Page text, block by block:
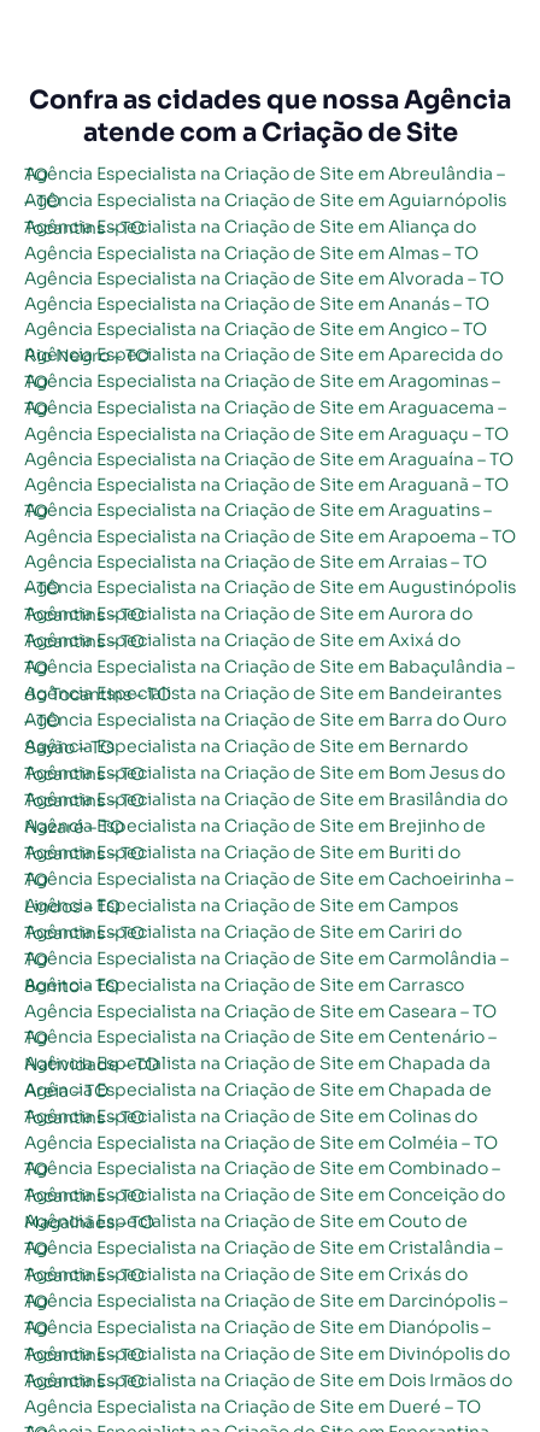
Confra as cidades que nossa Agência
atende com a Criação de Site
Agência Especialista na Criação de Site em Abreulândia – TO
Agência Especialista na Criação de Site em Aguiarnópolis – TO
Agência Especialista na Criação de Site em Aliança do Tocantins – TO
Agência Especialista na Criação de Site em Almas – TO
Agência Especialista na Criação de Site em Alvorada – TO
Agência Especialista na Criação de Site em Ananás – TO
Agência Especialista na Criação de Site em Angico – TO
Agência Especialista na Criação de Site em Aparecida do Rio Negro – TO
Agência Especialista na Criação de Site em Aragominas – TO
Agência Especialista na Criação de Site em Araguacema – TO
Agência Especialista na Criação de Site em Araguaçu – TO
Agência Especialista na Criação de Site em Araguaína – TO
Agência Especialista na Criação de Site em Araguanã – TO
Agência Especialista na Criação de Site em Araguatins – TO
Agência Especialista na Criação de Site em Arapoema – TO
Agência Especialista na Criação de Site em Arraias – TO
Agência Especialista na Criação de Site em Augustinópolis – TO
Agência Especialista na Criação de Site em Aurora do Tocantins – TO
Agência Especialista na Criação de Site em Axixá do Tocantins – TO
Agência Especialista na Criação de Site em Babaçulândia – TO
Agência Especialista na Criação de Site em Bandeirantes do Tocantins – TO
Agência Especialista na Criação de Site em Barra do Ouro – TO
Agência Especialista na Criação de Site em Bernardo Sayão – TO
Agência Especialista na Criação de Site em Bom Jesus do Tocantins – TO
Agência Especialista na Criação de Site em Brasilândia do Tocantins – TO
Agência Especialista na Criação de Site em Brejinho de Nazaré – TO
Agência Especialista na Criação de Site em Buriti do Tocantins – TO
Agência Especialista na Criação de Site em Cachoeirinha – TO
Agência Especialista na Criação de Site em Campos Lindos – TO
Agência Especialista na Criação de Site em Cariri do Tocantins – TO
Agência Especialista na Criação de Site em Carmolândia – TO
Agência Especialista na Criação de Site em Carrasco Bonito – TO
Agência Especialista na Criação de Site em Caseara – TO
Agência Especialista na Criação de Site em Centenário – TO
Agência Especialista na Criação de Site em Chapada da Natividade – TO
Agência Especialista na Criação de Site em Chapada de Areia – TO
Agência Especialista na Criação de Site em Colinas do Tocantins – TO
Agência Especialista na Criação de Site em Colméia – TO
Agência Especialista na Criação de Site em Combinado – TO
Agência Especialista na Criação de Site em Conceição do Tocantins – TO
Agência Especialista na Criação de Site em Couto de Magalhães – TO
Agência Especialista na Criação de Site em Cristalândia – TO
Agência Especialista na Criação de Site em Crixás do Tocantins – TO
Agência Especialista na Criação de Site em Darcinópolis – TO
Agência Especialista na Criação de Site em Dianópolis – TO
Agência Especialista na Criação de Site em Divinópolis do Tocantins – TO
Agência Especialista na Criação de Site em Dois Irmãos do Tocantins – TO
Agência Especialista na Criação de Site em Dueré – TO